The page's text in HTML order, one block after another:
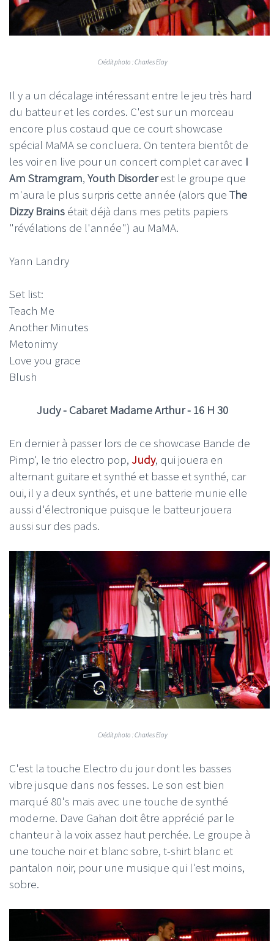
Crédit photo : Charles Eloy
Il y a un décalage intéressant entre le jeu très hard
du batteur et les cordes. C'est sur un morceau
encore plus costaud que ce court showcase
spécial MaMA se concluera. On tentera bientôt de
les voir en live pour un concert complet car avec I
Am Stramgram, Youth Disorderest le groupe que
m'aura le plus surpris cette année (alors que The
Dizzy Brains était déjà dans mes petits papiers
"révélations de l'année") au MaMA.
Yann Landry
Set list:
Teach Me
Another Minutes
Metonimy
Love you grace
Blush
Judy - Cabaret Madame Arthur - 16 H 30
En dernier à passer lors de ce showcase Bande de
Pimp', le trio electro pop, Judy, qui jouera en
alternant guitare et synthé et basse et synthé, car
oui, il y a deux synthés, et une batterie munie elle
aussi d'électronique puisque le batteur jouera
aussi sur des pads.
Crédit photo : Charles Eloy
C'est la touche Electro du jour dont les basses
vibre jusque dans nos fesses. Le son est bien
marqué 80's mais avec une touche de synthé
moderne. Dave Gahan doit être apprécié par le
chanteur à la voix assez haut perchée. Le groupe à
une touche noir et blanc sobre, t-shirt blanc et
pantalon noir, pour une musique qui l'est moins,
sobre.